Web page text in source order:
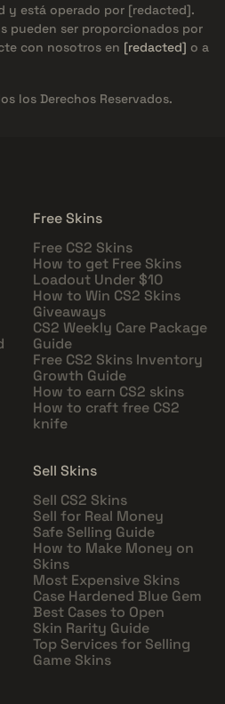
y está operado por [redacted].
pueden ser proporcionados por
con nosotros en [redacted] o a
los Derechos Reservados.
Free Skins
Free CS2 Skins
How to get Free Skins
Loadout Under $10
How to Win CS2 Skins
Giveaways
CS2 Weekly Care Package
Guide
Free CS2 Skins Inventory
Growth Guide
How to earn CS2 skins
How to craft free CS2
knife
Sell Skins
Sell CS2 Skins
Sell for Real Money
Safe Selling Guide
How to Make Money on
Skins
Most Expensive Skins
Case Hardened Blue Gem
Best Cases to Open
Skin Rarity Guide
Top Services for Selling
Game Skins